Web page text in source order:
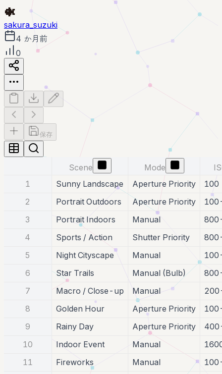
sakura_suzuki
4 か月前
0
保存
Scene Mode
1
Sunny Landscape Aperture Priority
100
2
Portrait Outdoors Aperture Priority
3
Portrait Indoors Manual
4
Sports / Action Shutter Priority
5
Night Cityscape Manual
6
Star Trails Manual (Bulb)
7
Macro / Close-up Manual
8
Golden Hour Aperture Priority
9
Rainy Day Aperture Priority
10
Indoor Event Manual
11
Fireworks Manual